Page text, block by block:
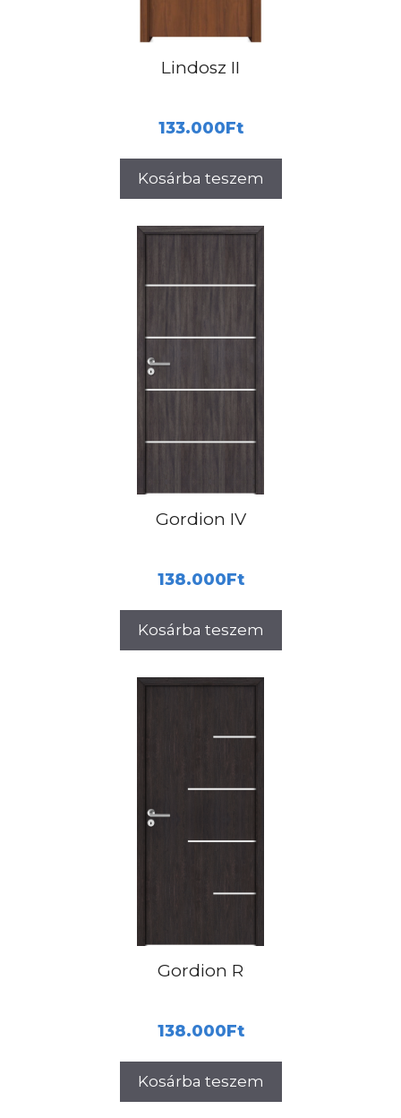
Lindosz II
133.000Ft
Kosárba teszem
Gordion IV
138.000Ft
Kosárba teszem
Gordion R
138.000Ft
Kosárba teszem